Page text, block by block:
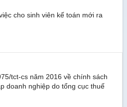
cho sinh viên kế toán mới ra
tct-cs năm 2016 về chính sách
doanh nghiệp do tổng cục thuế